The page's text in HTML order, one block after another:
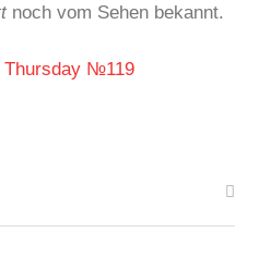
noch vom Sehen bekannt.
Thursday №119